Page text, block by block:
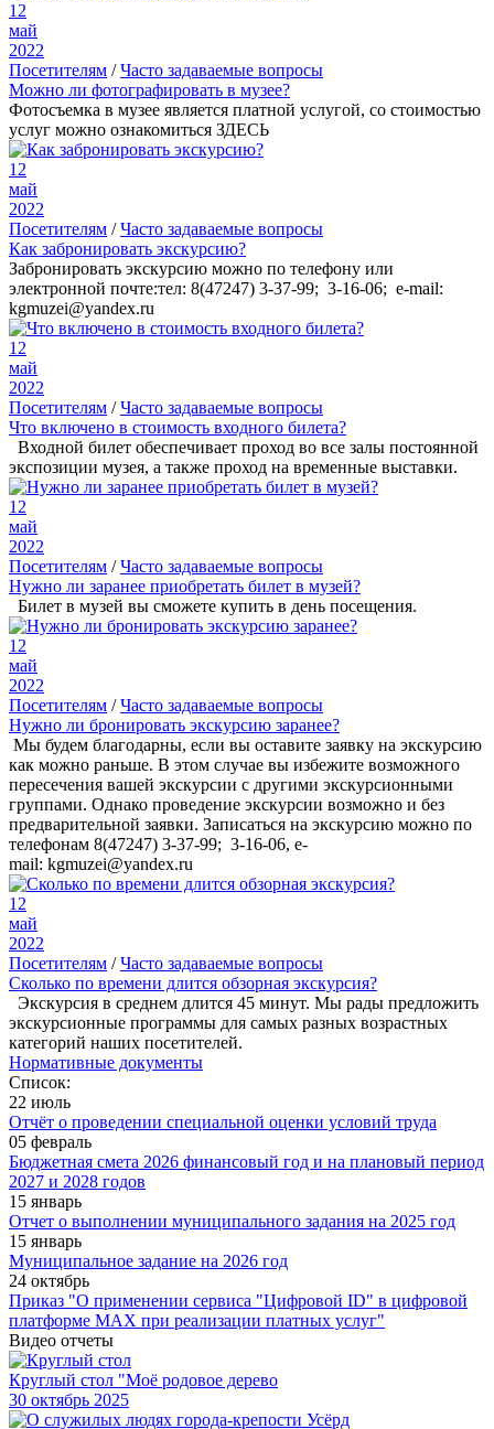
12
май
2022
Посетителям /Часто задаваемые вопросы
Можно ли фотографировать в музее?
Фотосъемка в музее является платной услугой, со стоимостью
услуг можно ознакомиться ЗДЕСЬ
12
май
2022
Посетителям /Часто задаваемые вопросы
Как забронировать экскурсию?
Забронировать экскурсию можно по телефону или
электронной почте:тел: 8(47247) 3-37-99; 3-16-06; e-mail:
kgmuzei@yandex.ru
12
май
2022
Посетителям /Часто задаваемые вопросы
Что включено в стоимость входного билета?
Входной билет обеспечивает проход во все залы постоянной
экспозиции музея, а также проход на временные выставки.
12
май
2022
Посетителям /Часто задаваемые вопросы
Нужно ли заранее приобретать билет в музей?
Билет в музей вы сможете купить в день посещения.
12
май
2022
Посетителям /Часто задаваемые вопросы
Нужно ли бронировать экскурсию заранее?
Мы будем благодарны, если вы оставите заявку на экскурсию
как можно раньше. В этом случае вы избежите возможного
пересечения вашей экскурсии с другими экскурсионными
группами. Однако проведение экскурсии возможно и без
предварительной заявки. Записаться на экскурсию можно по
телефонам 8(47247) 3-37-99; 3-16-06, e-
mail: kgmuzei@yandex.ru
12
май
2022
Посетителям /Часто задаваемые вопросы
Сколько по времени длится обзорная экскурсия?
Экскурсия в среднем длится 45 минут. Мы рады предложить
экскурсионные программы для самых разных возрастных
категорий наших посетителей.
Нормативные документы
Список:
22 июль
Отчёт о проведении специальной оценки условий труда
05 февраль
Бюджетная смета 2026 финансовый год и на плановый период
2027 и 2028 годов
15 январь
Отчет о выполнении муниципального задания на 2025 год
15 январь
Муниципальное задание на 2026 год
24 октябрь
Приказ "О применении сервиса "Цифровой ID" в цифровой
платформе МАХ при реализации платных услуг"
Видео отчеты
Круглый стол "Моё родовое дерево
30 октябрь 2025